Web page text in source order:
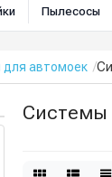
Пылесосы
для автомоек
Системы